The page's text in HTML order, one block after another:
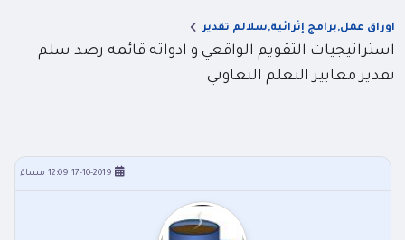
اوراق عمل,برامج إثرائية,سلالم تقدير
استراتيجيات التقويم الواقعي و ادواته قائمه رصد سلم
تقدير معايير التعلم التعاوني
17-10-2019 12:09 مساءً